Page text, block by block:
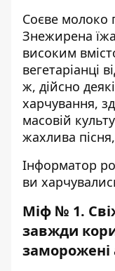
Соєве молоко
Знежирена
високим
вегетаріанці
ж, дійсно
харчування,
масовій
жахлива
Інформатор
ви
Міф № 1.
завжди
заморожені